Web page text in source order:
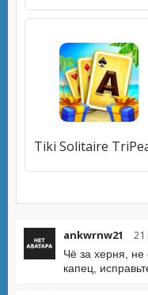
Tiki Solitaire
ankwrnw21 21
Чё за херня, не
капец,